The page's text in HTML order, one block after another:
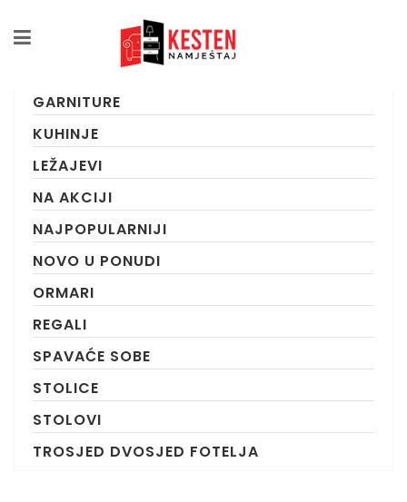
KATEGORIJE
DJEČIJE SOBE
GARNITURE
KUHINJE
LEŽAJEVI
NA AKCIJI
NAJPOPULARNIJI
NOVO U PONUDI
ORMARI
REGALI
SPAVAĆE SOBE
STOLICE
STOLOVI
TROSJED DVOSJED FOTELJA